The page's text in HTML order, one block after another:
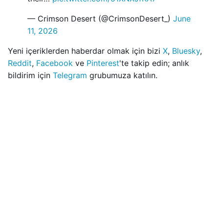
— Crimson Desert (@CrimsonDesert_) June
11, 2026
Yeni içeriklerden haberdar olmak için bizi X, Bluesky,
Reddit, Facebook ve Pinterest'te takip edin; anlık
bildirim için Telegram grubumuza katılın.